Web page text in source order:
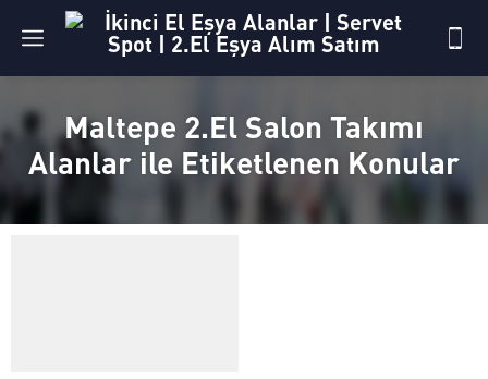
Maltepe 2.El Salon Takımı
Alanlar ile Etiketlenen Konular